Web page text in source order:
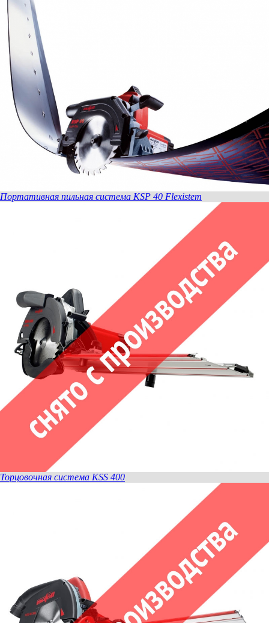
Портативная пильная система KSP 40 Flexistem
Торцовочная система KSS 400